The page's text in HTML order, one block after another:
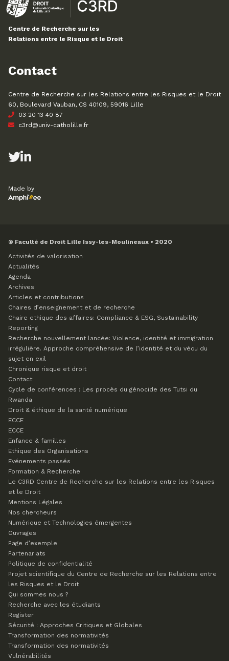
Centre de Recherche sur les
Relations entre le Risque et le Droit
Contact
Centre de Recherche sur les Relations entre les Risques et le Droit
60, Boulevard Vauban, CS 40109, 59016 Lille
03 20 13 40 87
c3rd@univ-catholille.fr
Made by
© Faculté de Droit Lille Issy-les-Moulineaux • 2020
Activités de valorisation
Actualités
Agenda
Archives
Articles et contributions
Chaires d’enseignement et de recherche
Chaire ethique des affaires: Compliance & ESG, Sustainability
Reporting
Recherche nouvellement lancée: Violence, identité et immigration
irrégulière. Approche compréhensive de l’identité et du vécu du
sujet en exil
Chronique risque et droit
Contact
Cycle de conférences : Les procès du génocide des Tutsi du
Rwanda
Droit & éthique de la santé numérique
ECCE
ECCE
Enfance & familles
Ethique des Organisations
Evénements passés
Formation & Recherche
Le C3RD Centre de Recherche sur les Relations entre les Risques
et le Droit
Mentions Légales
Nos chercheurs
Numérique et Technologies émergentes
Ouvrages
Page d’exemple
Partenariats
Politique de confidentialité
Projet scientifique du Centre de Recherche sur les Relations entre
les Risques et le Droit
Qui sommes nous ?
Recherche avec les étudiants
Register
Sécurité : Approches Critiques et Globales
Transformation des normativités
Transformation des normativités
Vulnérabilités